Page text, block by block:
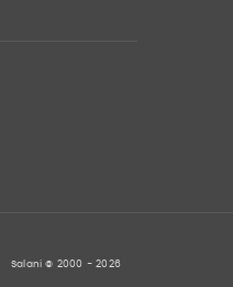
Salani © 2000 - 2026